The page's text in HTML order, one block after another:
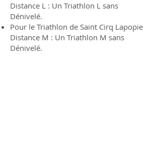
Distance L : Un Triathlon L sans
Dénivelé.
Pour le Triathlon de Saint Cirq Lapopie
Distance M : Un Triathlon M sans
Dénivelé.